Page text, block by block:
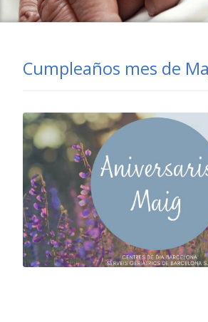
Cumpleaños mes de